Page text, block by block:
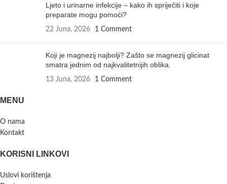
Ljeto i urinarne infekcije – kako ih spriječiti i koje
preparate mogu pomoći?
22 Juna, 2026 1 Comment
Koji je magnezij najbolji? Zašto se magnezij glicinat
smatra jednim od najkvalitetnijih oblika.
13 Juna, 2026 1 Comment
MENU
O nama
Kontakt
KORISNI LINKOVI
Uslovi korištenja